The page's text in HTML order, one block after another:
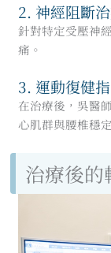
2. 神經阻斷
針對特定受壓神
痛。
3. 運動復健
在治療後，吳醫
心肌群與腰椎穩
治療後的